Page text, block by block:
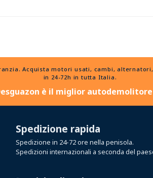
Acquista motori usati, cambi,
in 24-72h in tutta Italia.
è il miglior
Spedizione rapida
Spedizione in 24-72 ore nella penisola.
Spedizioni internazionali a seconda del